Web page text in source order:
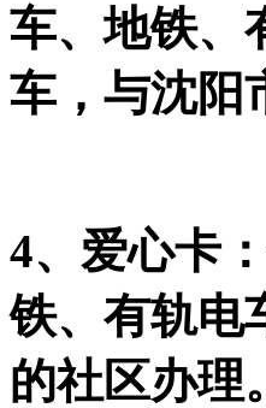
车、地铁、
车，与沈阳
4、爱心卡
铁、有轨电
的社区办理